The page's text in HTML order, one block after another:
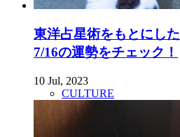
東洋占星術をもとにし
7/16の運勢をチェック！
10 Jul, 2023
CULTURE